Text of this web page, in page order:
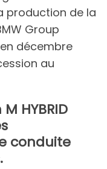
production de la
Group
décembre
au
HYBRID
conduite